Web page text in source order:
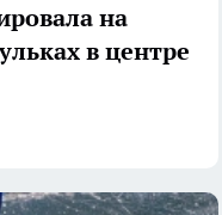
на
в центре